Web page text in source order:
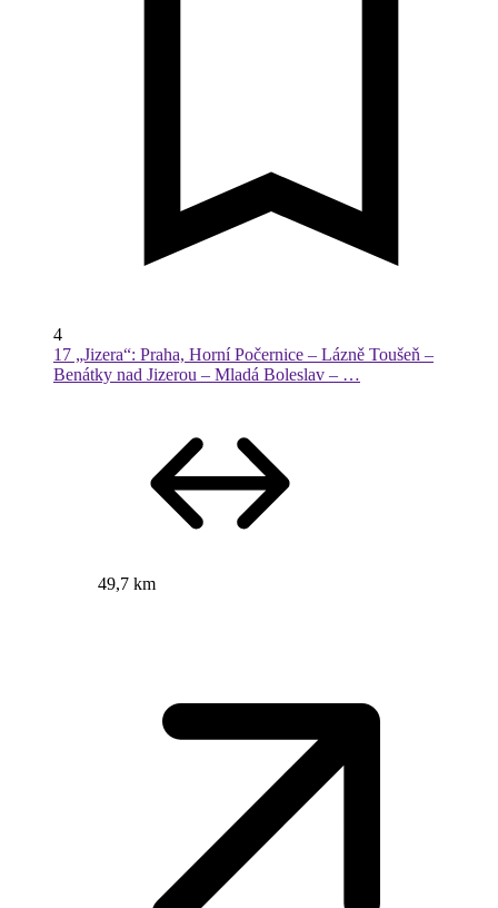
4
17 „Jizera“: Praha, Horní Počernice – Lázně Toušeň –
Benátky nad Jizerou – Mladá Boleslav – …
49,7 km